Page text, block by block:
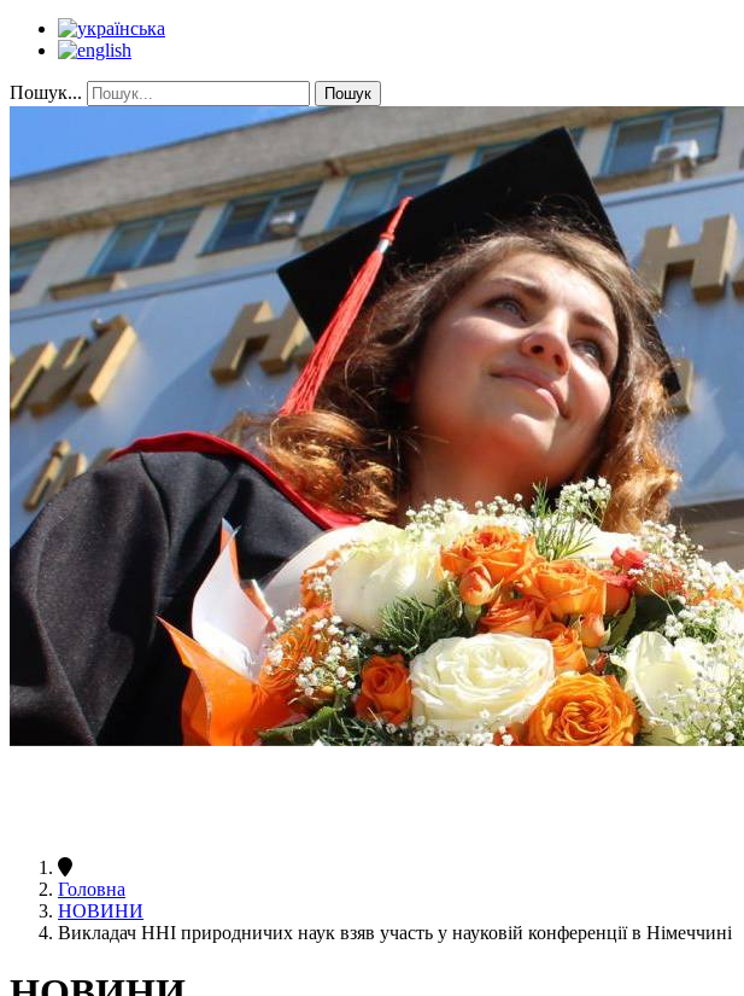
Пошук... Пошук
Головна
НОВИНИ
Викладач ННІ природничих наук взяв участь у науковій конференції в Німеччині